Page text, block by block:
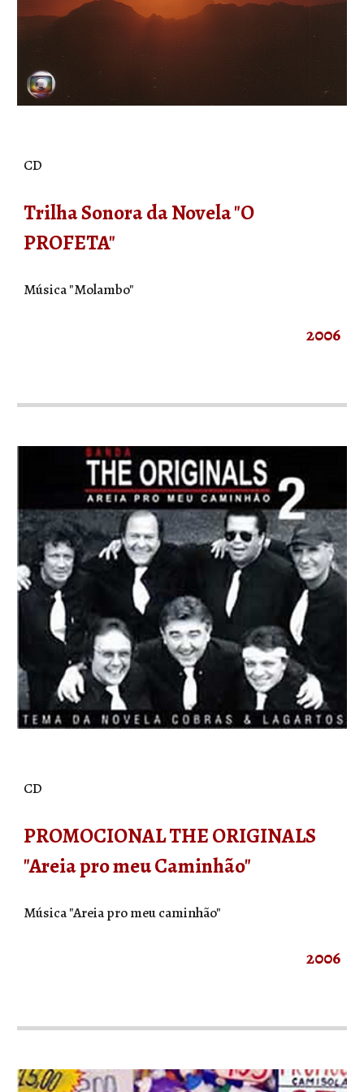
CD
Trilha Sonora da Novela "O
PROFETA"
Música "Molambo"
2006
CD
PROMOCIONAL THE ORIGINALS
"Areia pro meu Caminhão"
Música "Areia pro meu caminhão"
2006